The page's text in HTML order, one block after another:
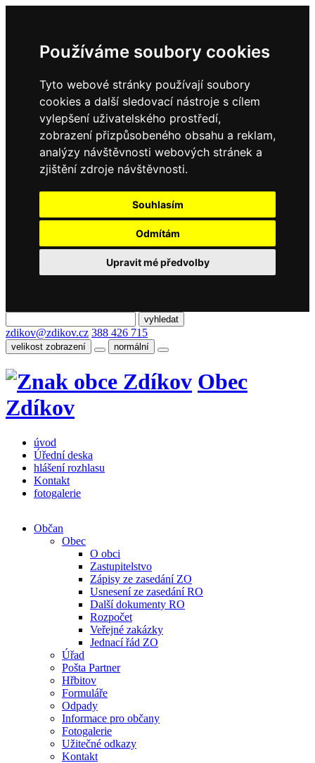
Používáme soubory cookies
Tyto webové stránky používají soubory
cookies a další sledovací nástroje s cílem
vylepšení uživatelského prostředí,
zobrazení přizpůsobeného obsahu a reklam,
analýzy návštěvnosti webových stránek a
zjištění zdroje návštěvnosti.
Souhlasím
Odmítám
Upravit mé předvolby
zdikov@zdikov.cz 388 426 715
velikost zobrazení normální
Obec
Zdíkov
úvod
Úřední deska
hlášení rozhlasu
Kontakt
fotogalerie
Občan
Obec
O obci
Zastupitelstvo
Zápisy ze zasedání ZO
Usnesení ze zasedání RO
Další dokumenty RO
Rozpočet
Veřejné zakázky
Jednací řád ZO
Úřad
Pošta Partner
Hřbitov
Formuláře
Odpady
Informace pro občany
Fotogalerie
Užitečné odkazy
Kontakt